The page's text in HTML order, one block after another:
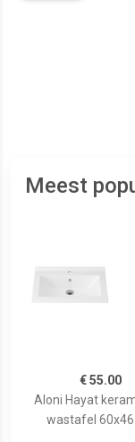
Meest
€ 55.00
Aloni Hayat
wastafel